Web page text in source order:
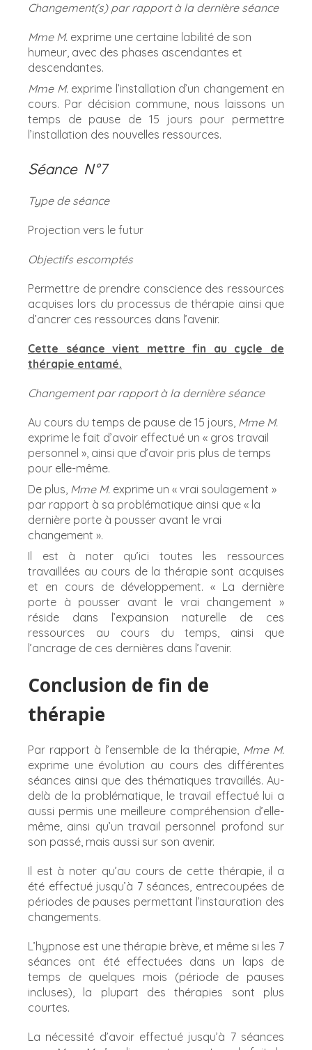
Changement(s) par rapport à la dernière séance
Mme M. exprime une certaine labilité de son
humeur, avec des phases ascendantes et
descendantes.
Mme M.exprime l’installation d’un changement en
cours. Par décision commune, nous laissons un
temps de pause de 15 jours pour permettre
l’installation des nouvelles ressources.
Séance N°7
Type de séance
Projection vers le futur
Objectifs escomptés
Permettre de prendre conscience des ressources
acquises lors du processus de thérapie ainsi que
d’ancrer ces ressources dans l’avenir.
Cette séance vient mettre fin au cycle de
thérapie entamé.
Changement par rapport à la dernière séance
Au cours du temps de pause de 15 jours, Mme M.
exprime le fait d’avoir effectué un « gros travail
personnel », ainsi que d’avoir pris plus de temps
pour elle-même.
De plus, Mme M. exprime un « vrai soulagement »
par rapport à sa problématique ainsi que « la
dernière porte à pousser avant le vrai
changement ».
Il est à noter qu’ici toutes les ressources
travaillées au cours de la thérapie sont acquises
et en cours de développement. « La dernière
porte à pousser avant le vrai changement »
réside dans l’expansion naturelle de ces
ressources au cours du temps, ainsi que
l’ancrage de ces dernières dans l’avenir.
Conclusion de fin de
thérapie
Par rapport à l’ensemble de la thérapie, Mme M.
exprime une évolution au cours des différentes
séances ainsi que des thématiques travaillés. Au-
delà de la problématique, le travail effectué lui a
aussi permis une meilleure compréhension d’elle-
même, ainsi qu’un travail personnel profond sur
son passé, mais aussi sur son avenir.
Il est à noter qu’au cours de cette thérapie, il a
été effectué jusqu’à 7 séances, entrecoupées de
périodes de pauses permettant l’instauration des
changements.
L’hypnose est une thérapie brève, et même si les 7
séances ont été effectuées dans un laps de
temps de quelques mois (période de pauses
incluses), la plupart des thérapies sont plus
courtes.
La nécessité d’avoir effectué jusqu’à 7 séances